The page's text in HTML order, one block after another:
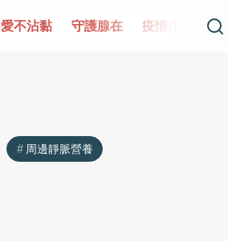
愛不沾黏 守護腺在 疫情保衛戰
周邊靜脈營養